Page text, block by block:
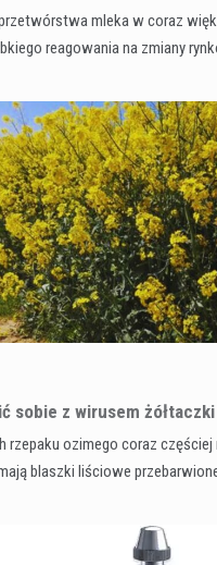
mleka w coraz
reagowania na zmiany
sobie z wirusem
rzepaku ozimego coraz
blaszki liściowe